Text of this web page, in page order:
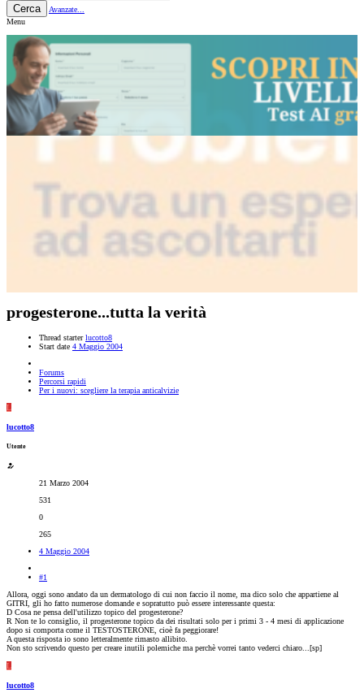
Cerca
Avanzate...
Menu
progesterone...tutta la verità
Thread starter lucotto8
Start date 4 Maggio 2004
Forums
Percorsi rapidi
Per i nuovi: scegliere la terapia anticalvizie
L
lucotto8
Utente
21 Marzo 2004
531
0
265
4 Maggio 2004
#1
Allora, oggi sono andato da un dermatologo di cui non faccio il nome, ma dico solo che appartiene al
GITRI, gli ho fatto numerose domande e sopratutto può essere interessante questa:
D Cosa ne pensa dell'utilizzo topico del progesterone?
R Non te lo consiglio, il progesterone topico da dei risultati solo per i primi 3 - 4 mesi di applicazione
dopo si comporta come il TESTOSTERONE, cioè fa peggiorare!
A questa risposta io sono letteralmente rimasto allibito.
Non sto scrivendo questo per creare inutili polemiche ma perchè vorrei tanto vederci chiaro...[sp]
L
lucotto8